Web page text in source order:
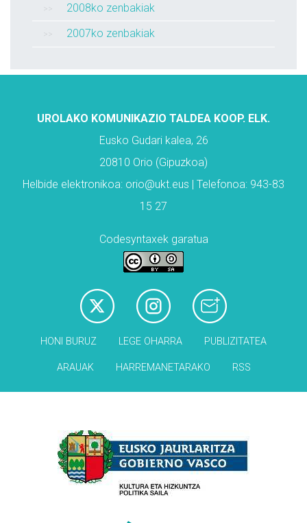
2008ko zenbakiak
2007ko zenbakiak
UROLAKO KOMUNIKAZIO TALDEA KOOP. ELK.
Eusko Gudari kalea, 26
20810 Orio (Gipuzkoa)
Helbide elektronikoa: orio@ukt.eus | Telefonoa: 943-83
15 27
Codesyntaxek garatua
HONI BURUZ LEGE OHARRA PUBLIZITATEA
ARAUAK HARREMANETARAKO RSS